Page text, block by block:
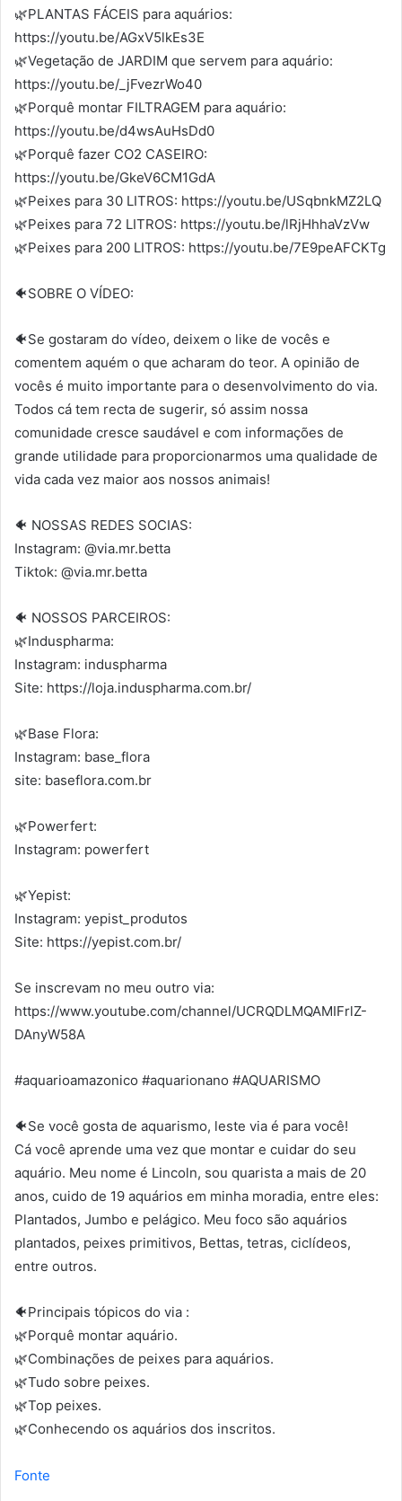
🌿PLANTAS FÁCEIS para aquários:
https://youtu.be/AGxV5lkEs3E
🌿Vegetação de JARDIM que servem para aquário:
https://youtu.be/_jFvezrWo40
🌿Porquê montar FILTRAGEM para aquário:
https://youtu.be/d4wsAuHsDd0
🌿Porquê fazer CO2 CASEIRO:
https://youtu.be/GkeV6CM1GdA
🌿Peixes para 30 LITROS: https://youtu.be/USqbnkMZ2LQ
🌿Peixes para 72 LITROS: https://youtu.be/lRjHhhaVzVw
🌿Peixes para 200 LITROS: https://youtu.be/7E9peAFCKTg
🐠SOBRE O VÍDEO:
🐠Se gostaram do vídeo, deixem o like de vocês e
comentem aquém o que acharam do teor. A opinião de
vocês é muito importante para o desenvolvimento do via.
Todos cá tem recta de sugerir, só assim nossa
comunidade cresce saudável e com informações de
grande utilidade para proporcionarmos uma qualidade de
vida cada vez maior aos nossos animais!
🐠 NOSSAS REDES SOCIAS:
Instagram: @via.mr.betta
Tiktok: @via.mr.betta
🐠 NOSSOS PARCEIROS:
🌿Induspharma:
Instagram: induspharma
Site: https://loja.induspharma.com.br/
🌿Base Flora:
Instagram: base_flora
site: baseflora.com.br
🌿Powerfert:
Instagram: powerfert
🌿Yepist:
Instagram: yepist_produtos
Site: https://yepist.com.br/
Se inscrevam no meu outro via:
https://www.youtube.com/channel/UCRQDLMQAMIFrlZ-
DAnyW58A
#aquarioamazonico #aquarionano #AQUARISMO
🐠Se você gosta de aquarismo, leste via é para você!
Cá você aprende uma vez que montar e cuidar do seu
aquário. Meu nome é Lincoln, sou quarista a mais de 20
anos, cuido de 19 aquários em minha moradia, entre eles:
Plantados, Jumbo e pelágico. Meu foco são aquários
plantados, peixes primitivos, Bettas, tetras, ciclídeos,
entre outros.
🐠Principais tópicos do via :
🌿Porquê montar aquário.
🌿Combinações de peixes para aquários.
🌿Tudo sobre peixes.
🌿Top peixes.
🌿Conhecendo os aquários dos inscritos.
Fonte